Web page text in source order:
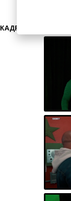
КАДРЫ: